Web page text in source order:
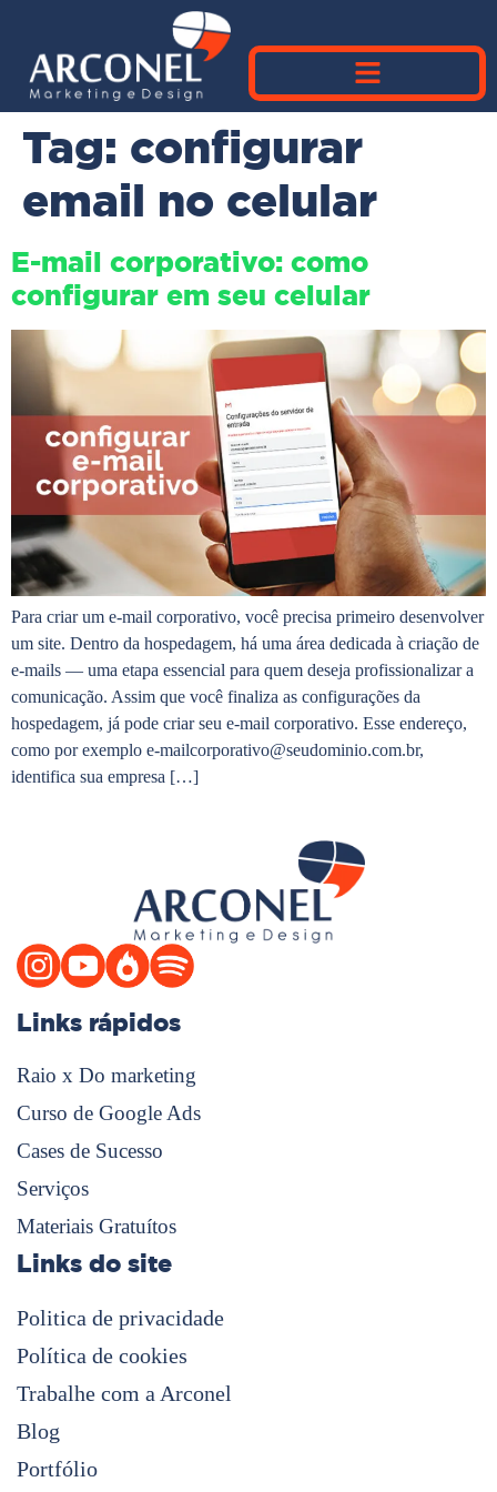
Tag: configurar
email no celular
E-mail corporativo: como
configurar em seu celular
Para criar um e-mail corporativo, você precisa primeiro desenvolver
um site. Dentro da hospedagem, há uma área dedicada à criação de
e-mails — uma etapa essencial para quem deseja profissionalizar a
comunicação. Assim que você finaliza as configurações da
hospedagem, já pode criar seu e-mail corporativo. Esse endereço,
como por exemplo e-mailcorporativo@seudominio.com.br,
identifica sua empresa […]
Links rápidos
Raio x Do marketing
Curso de Google Ads
Cases de Sucesso
Serviços
Materiais Gratuítos
Links do site
Politica de privacidade
Política de cookies
Trabalhe com a Arconel
Blog
Portfólio